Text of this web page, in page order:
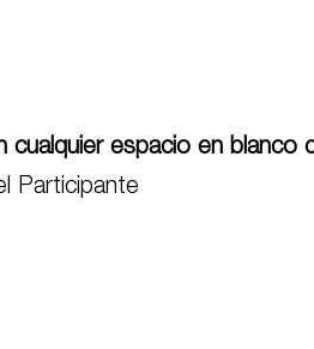
cualquier espacio en blanco
Participante